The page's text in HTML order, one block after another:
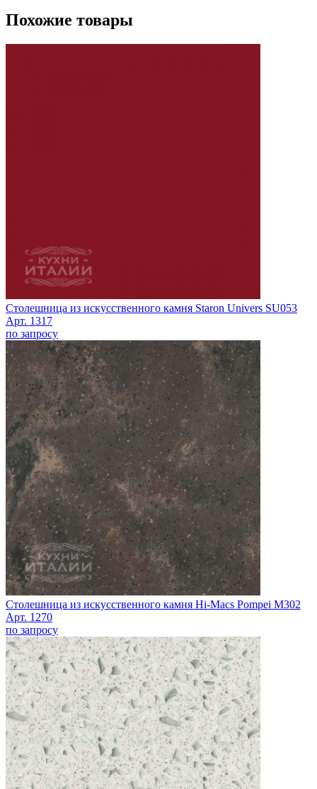
Похожие товары
Столешница из искусственного камня Staron Univers SU053
Арт. 1317
по запросу
Столешница из искусственного камня Hi-Macs Pompei M302
Арт. 1270
по запросу